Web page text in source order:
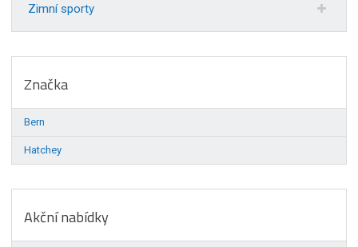
Zimní sporty
Značka
Bern
Hatchey
Akční nabídky